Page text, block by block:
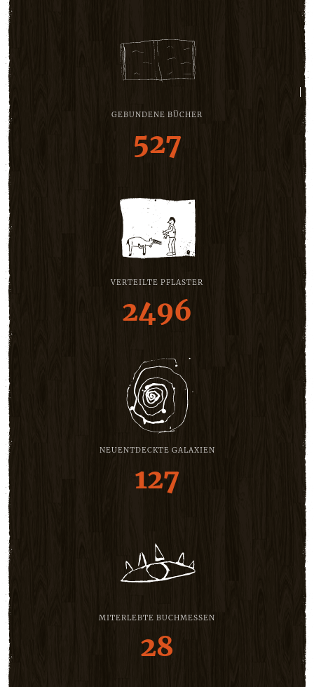
GEBUNDENE BÜCHER
527
VERTEILTE PFLASTER
2496
NEUENTDECKTE GALAXIEN
127
MITERLEBTE BUCHMESSEN
28